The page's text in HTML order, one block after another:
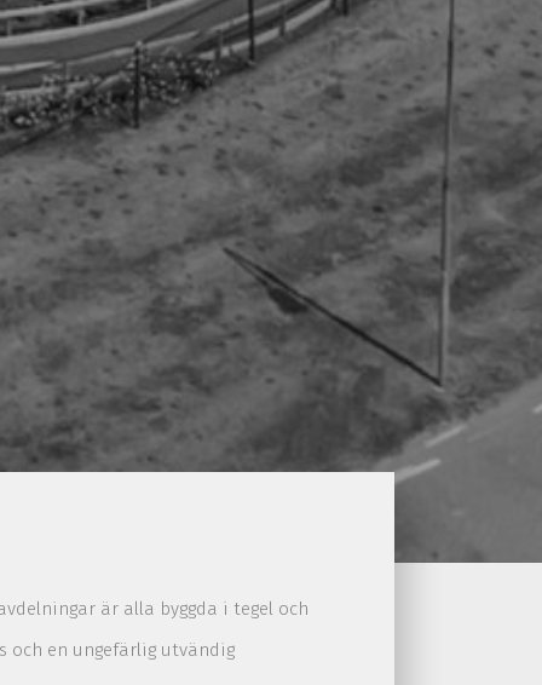
är alla byggda i tegel och
och en ungefärlig utvändig